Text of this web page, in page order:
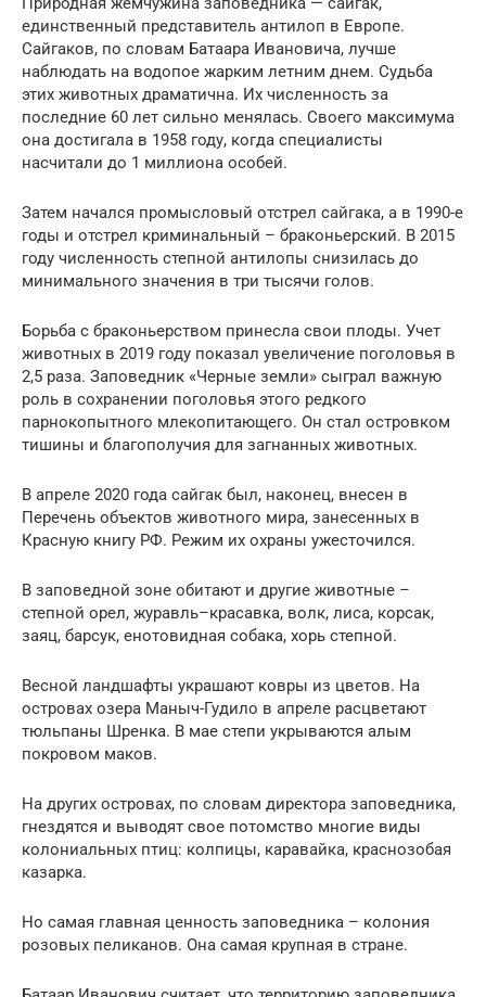
единственный представитель антилоп в Европе.
Сайгаков, по словам Батаара Ивановича, лучше
наблюдать на водопое жарким летним днем. Судьба
этих животных драматична. Их численность за
последние 60 лет сильно менялась. Своего максимума
она достигала в 1958 году, когда специалисты
насчитали до 1 миллиона особей.
Затем начался промысловый отстрел сайгака, а в 1990-е
годы и отстрел криминальный – браконьерский. В 2015
году численность степной антилопы снизилась до
минимального значения в три тысячи голов.
Борьба с браконьерством принесла свои плоды. Учет
животных в 2019 году показал увеличение поголовья в
2,5 раза. Заповедник «Черные земли» сыграл важную
роль в сохранении поголовья этого редкого
парнокопытного млекопитающего. Он стал островком
тишины и благополучия для загнанных животных.
В апреле 2020 года сайгак был, наконец, внесен в
Перечень объектов животного мира, занесенных в
Красную книгу РФ. Режим их охраны ужесточился.
В заповедной зоне обитают и другие животные –
степной орел, журавль–красавка, волк, лиса, корсак,
заяц, барсук, енотовидная собака, хорь степной.
Весной ландшафты украшают ковры из цветов. На
островах озера Маныч-Гудило в апреле расцветают
тюльпаны Шренка. В мае степи укрываются алым
покровом маков.
На других островах, по словам директора заповедника,
гнездятся и выводят свое потомство многие виды
колониальных птиц: колпицы, каравайка, краснозобая
казарка.
Но самая главная ценность заповедника – колония
розовых пеликанов. Она самая крупная в стране.